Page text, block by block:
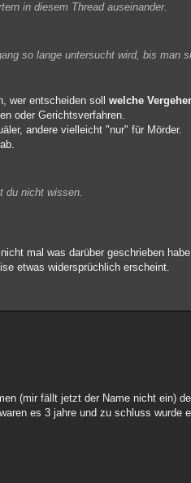
in diesem Thread auseinander.
so lange untersucht wird, bis man
wer entscheiden sollwelche
oder Gerichtsverfahren.
andere vielleicht "nur" für Mörder.
du nicht wissen.
mal was darüber geschrieben
etwas widersprüchlich erscheint.
(mir fällt jetzt der Name nicht ein)
es 3 jahre und zu schluss wurde